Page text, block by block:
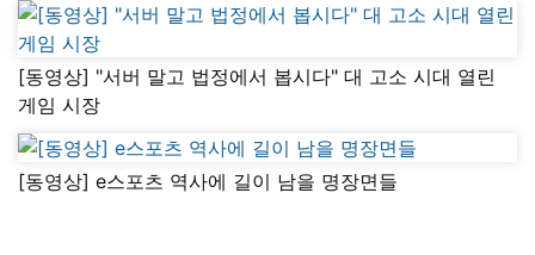
[동영상] "서버 말고 법정에서 봅시다" 대 고소 시대 열린
게임 시장
[동영상] e스포츠 역사에 길이 남을 명장면들